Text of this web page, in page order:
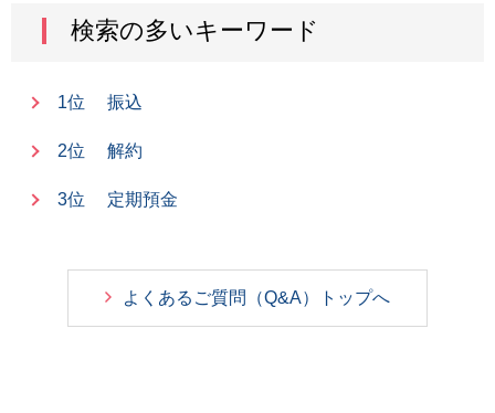
検索の多いキーワード
1位 振込
2位 解約
3位 定期預金
よくあるご質問（Q&A）トップへ